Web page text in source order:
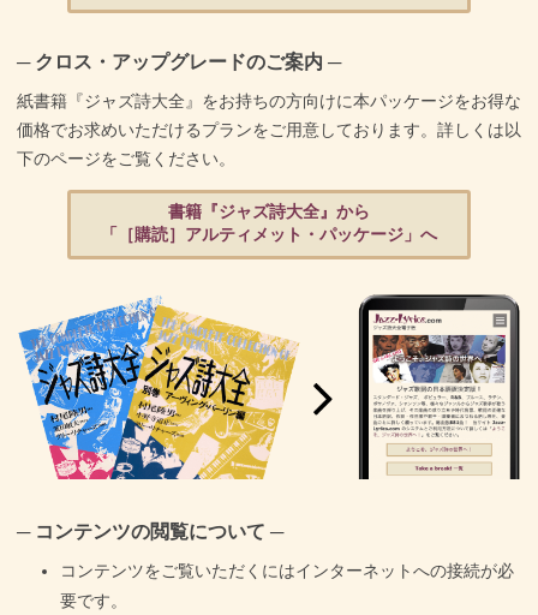
─ クロス・アップグレードのご案内 ─
紙書籍『ジャズ詩大全』をお持ちの方向けに本パッケージをお得な
価格でお求めいただけるプランをご用意しております。詳しくは以
下のページをご覧ください。
書籍『ジャズ詩大全』から
「［購読］アルティメット・パッケージ」へ
─ コンテンツの閲覧について ─
コンテンツをご覧いただくにはインターネットへの接続が必
要です。